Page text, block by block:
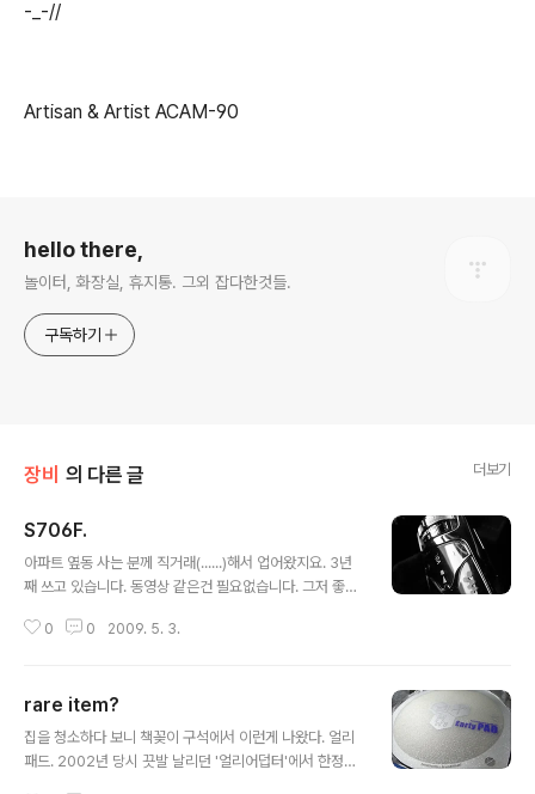
-_-//
Artisan & Artist ACAM-90
hello there,
놀이터, 화장실, 휴지통. 그외 잡다한것들.
구독하기
장비 의 다른 글 더보기
S706F.
아파트 옆동 사는 분께 직거래(......)해서 업어왔지요. 3년
째 쓰고 있습니다. 동영상 같은건 필요없습니다. 그저 좋은
S706F. *그렇지만... 소닉스테이지만은 제발 좀...... -_
0 0 2009. 5. 3.
rare item?
집을 청소하다 보니 책꽂이 구석에서 이런게 나왔다. 얼리
패드. 2002년 당시 끗발 날리던 '얼리어덥터'에서 한정제